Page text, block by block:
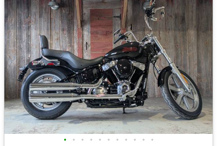
• • • • • • • • • • •